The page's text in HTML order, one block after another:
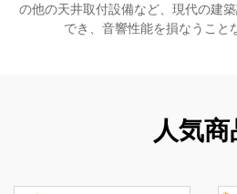
の他の天井取付設備など、現代の建
でき、音響性能を損なうこと
人気商